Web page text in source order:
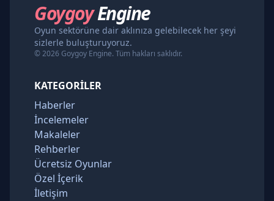
GoygoyEngine
Oyun sektörüne dair aklınıza gelebilecek her şeyi
sizlerle buluşturuyoruz.
© 2026 Goygoy Engine. Tüm hakları saklıdır.
KATEGORILER
Haberler
İncelemeler
Makaleler
Rehberler
Ücretsiz Oyunlar
Özel İçerik
İletişim